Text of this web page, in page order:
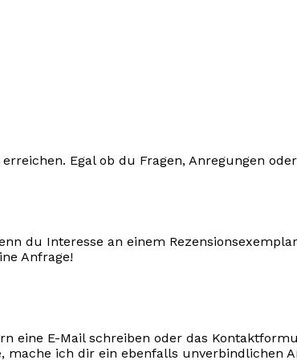
Egal ob du Fragen, Anregungen
du Interesse an einem
Anfrage!
eine E-Mail schreiben oder das
ich dir ein ebenfalls unverbindlichen